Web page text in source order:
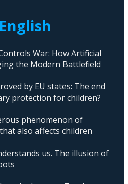
War: How Artificial
the Modern Battlefield
by EU states: The end
protection for children?
phenomenon of
also affects children
us. The illusion of